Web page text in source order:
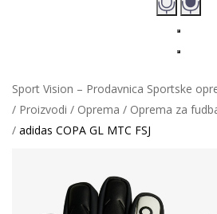
Sport Vision – Prodavnica Sportske
Proizvodi
Oprema Oprema za
adidas COPA GL MTC FSJ